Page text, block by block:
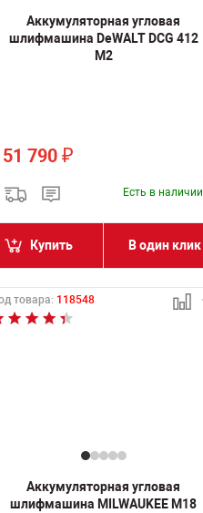
Аккумуляторная угловая
шлифмашина DeWALT DCG 412
M2
51 790 ₽
Есть в наличии
Купить В один клик
товара: 118548
Аккумуляторная угловая
шлифмашина MILWAUKEE M18